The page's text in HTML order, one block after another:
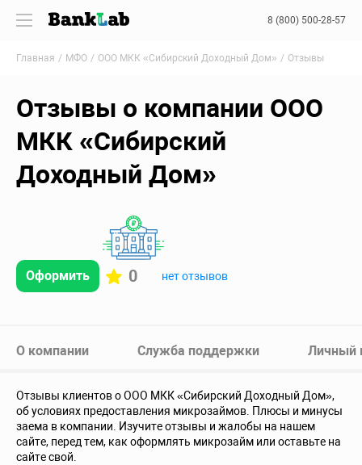
8 (800) 500-28-57
Главная МФО ООО МКК «Сибирский Доходный Дом» Отзывы
Отзывы о компании ООО
МКК «Сибирский
Доходный Дом»
Оформить 0 нет отзывов
О компании Служба поддержки Личный
Отзывы клиентов о ООО МКК «Сибирский Доходный Дом»,
об условиях предоставления микрозаймов. Плюсы и минусы
заема в компании. Изучите отзывы и жалобы на нашем
сайте, перед тем, как оформлять микрозайм или оставьте на
сайте свой.